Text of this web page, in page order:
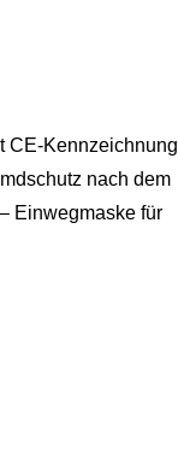
CE-Kennzeichnung
nach dem
Einwegmaske für